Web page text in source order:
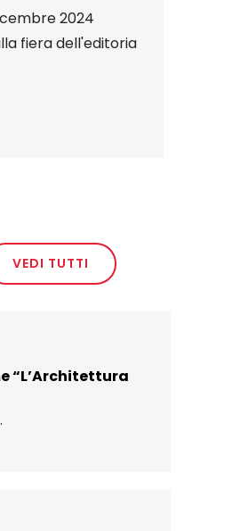
2024
fiera dell'editoria
VEDI TUTTI
“L’Architettura